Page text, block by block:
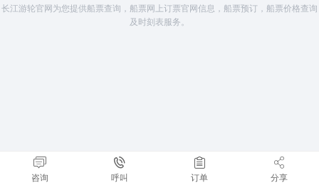
长江游轮官网为您提供船票查询，船票网上订票官网信息，船票预订，船票价格查询
及时刻表服务。
咨询 呼叫 订单 分享